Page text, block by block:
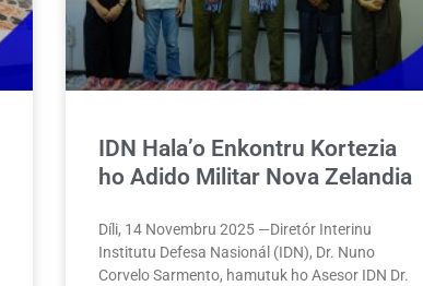
IDN Hala’o Enkontru Kortezia
ho Adido Militar Nova Zelandia
Díli, 14 Novembru 2025 —Diretór Interinu
Institutu Defesa Nasionál (IDN), Dr. Nuno
Corvelo Sarmento, hamutuk ho Asesor IDN Dr.